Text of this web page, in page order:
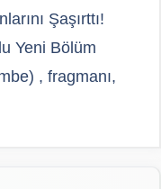
Şaşırttı!
Yeni Bölüm
, fragmanı,